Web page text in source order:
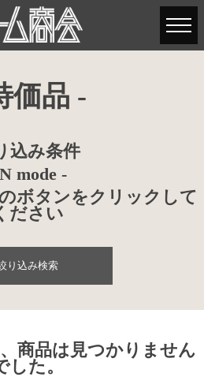
価品 -
込み条件
mode -
ボタンをクリックして
ださい
り込み検索
商品は見つかりません
した。